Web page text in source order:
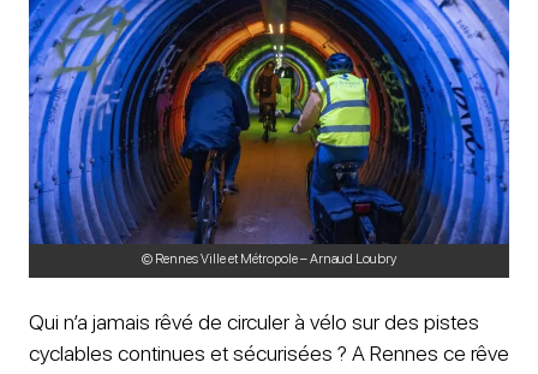
© Rennes Ville et Métropole – Arnaud Loubry
Qui n’a jamais rêvé de circuler à vélo sur des pistes
cyclables continues et sécurisées ? A Rennes ce rêve